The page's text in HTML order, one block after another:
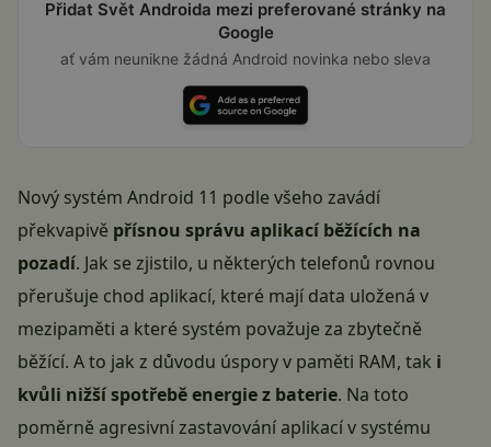
Přidat Svět Androida mezi preferované stránky na
Google
ať vám neunikne žádná Android novinka nebo sleva
Nový systém Android 11 podle všeho zavádí
překvapivě přísnou správu aplikací běžících na
pozadí. Jak se zjistilo, u některých telefonů rovnou
přerušuje chod aplikací, které mají data uložená v
mezipaměti a které systém považuje za zbytečně
běžící. A to jak z důvodu úspory v paměti RAM, tak i
kvůli nižší spotřebě energie z baterie. Na toto
poměrně agresivní zastavování aplikací v systému